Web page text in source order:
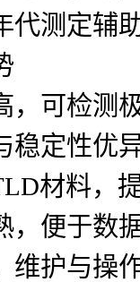
代测定辅
，可检测
稳定性优
材料，
，便于数
维护与操